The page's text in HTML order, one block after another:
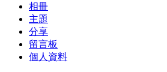
相冊
主題
分享
留言板
個人資料